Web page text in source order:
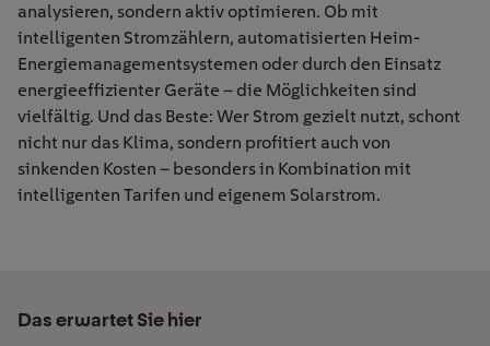
analysieren, sondern aktiv optimieren. Ob mit
intelligenten Stromzählern, automatisierten Heim-
Energiemanagementsystemen oder durch den Einsatz
energieeffizienter Geräte – die Möglichkeiten sind
vielfältig. Und das Beste: Wer Strom gezielt nutzt, schont
nicht nur das Klima, sondern profitiert auch von
sinkenden Kosten – besonders in Kombination mit
intelligenten Tarifen und eigenem Solarstrom.
Das erwartet Sie hier